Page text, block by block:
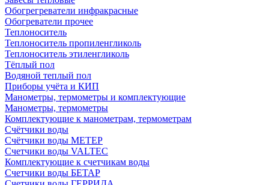
Обогрегреватели инфракрасные
Обогреватели прочее
Теплоноситель
Теплоноситель пропиленгликоль
Теплоноситель этиленгликоль
Тёплый пол
Водяной теплый пол
Приборы учёта и КИП
Манометры, термометры и комплектующие
Манометры, термометры
Комплектующие к манометрам, термометрам
Счётчики воды
Счётчики воды МЕТЕР
Счетчики воды VALTEC
Комплектующие к счетчикам воды
Счетчики воды БЕТАР